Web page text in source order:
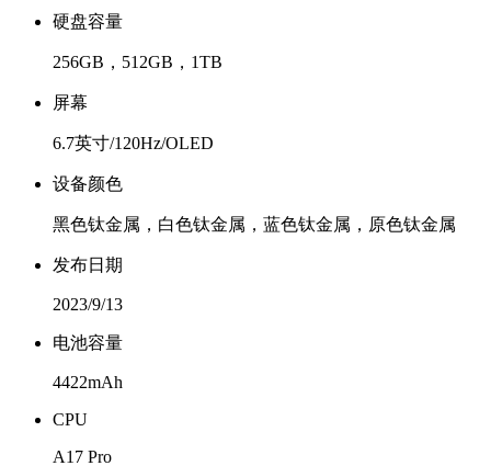
硬盘容量
256GB，512GB，1TB
屏幕
6.7英寸/120Hz/OLED
设备颜色
黑色钛金属，白色钛金属，蓝色钛金属，原色钛金属
发布日期
2023/9/13
电池容量
4422mAh
CPU
A17 Pro